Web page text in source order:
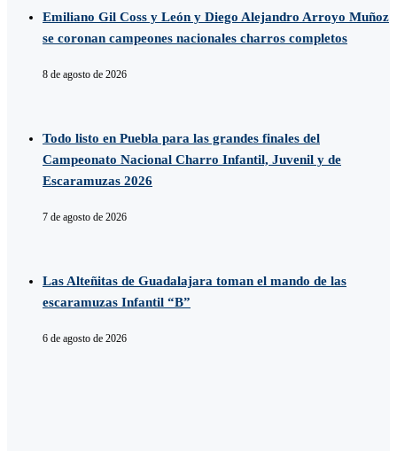
Emiliano Gil Coss y León y Diego Alejandro Arroyo Muñoz
se coronan campeones nacionales charros completos
8 de agosto de 2026
Todo listo en Puebla para las grandes finales del
Campeonato Nacional Charro Infantil, Juvenil y de
Escaramuzas 2026
7 de agosto de 2026
Las Alteñitas de Guadalajara toman el mando de las
escaramuzas Infantil “B”
6 de agosto de 2026